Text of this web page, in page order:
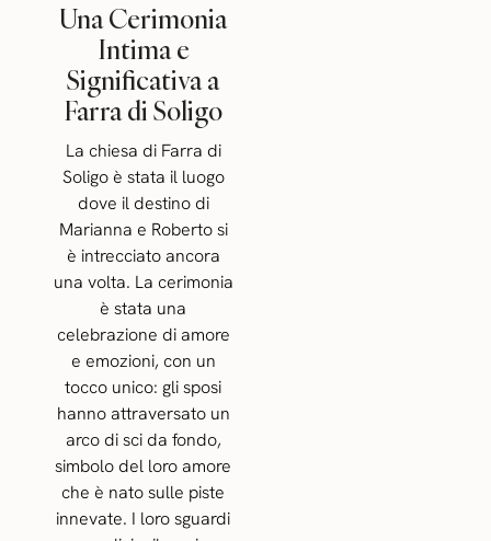
Una Cerimonia
Intima e
Significativa a
Farra di Soligo
La chiesa di Farra di
Soligo è stata il luogo
dove il destino di
Marianna e Roberto si
è intrecciato ancora
una volta. La cerimonia
è stata una
celebrazione di amore
e emozioni, con un
tocco unico: gli sposi
hanno attraversato un
arco di sci da fondo,
simbolo del loro amore
che è nato sulle piste
innevate. I loro sguardi